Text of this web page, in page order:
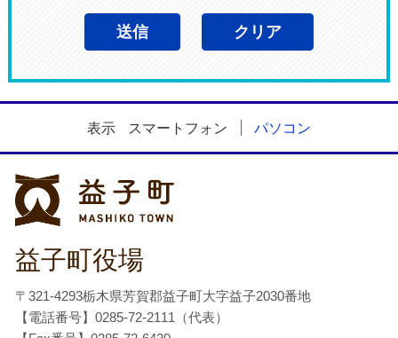
表示 スマートフォン パソコン
益子町役場
〒321-4293栃木県芳賀郡益子町大字益子2030番地
【電話番号】0285-72-2111（代表）